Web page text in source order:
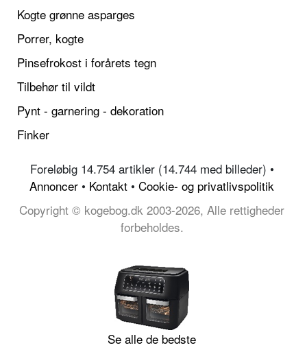
Kogte grønne asparges
Porrer, kogte
Pinsefrokost i forårets tegn
Tilbehør til vildt
Pynt - garnering - dekoration
Finker
Foreløbig 14.754 artikler (14.744 med billeder) •
Annoncer • Kontakt • Cookie- og privatlivspolitik
Copyright © kogebog.dk 2003-2026, Alle rettigheder
forbeholdes.
Se alle de bedste